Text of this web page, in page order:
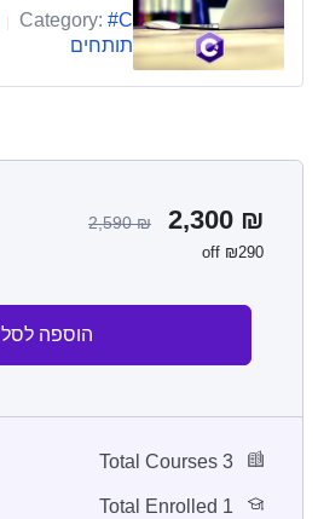
Category: #C
תותחים
2,300 ₪
2,590₪
₪290 off
הוספה לסל
3 Total Courses
1 Total Enrolled